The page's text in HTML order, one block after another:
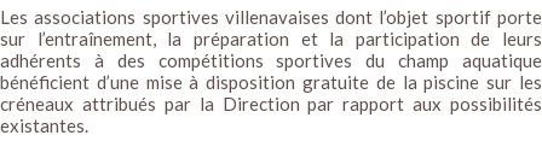
Les associations sportives villenavaises dont l’objet sportif porte
sur l’entraînement, la préparation et la participation de leurs
adhérents à des compétitions sportives du champ aquatique
bénéficient d’une mise à disposition gratuite de la piscine sur les
créneaux attribués par la Direction par rapport aux possibilités
existantes.